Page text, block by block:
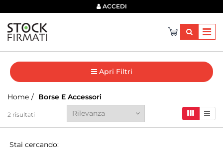
ACCEDI
Apri Filtri
Home Borse E Accessori
2 risultati
Stai cercando: